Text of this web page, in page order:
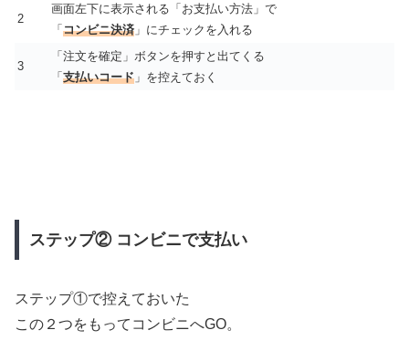
2
画面左下に表示される「お支払い方法」で
「コンビニ決済 」にチェックを入れる
3
「注文を確定」ボタンを押すと出てくる
「支払いコード 」を控えておく
ステップ② コンビニで支払い
ステップ①で控えておいた
この２つをもってコンビニへGO。